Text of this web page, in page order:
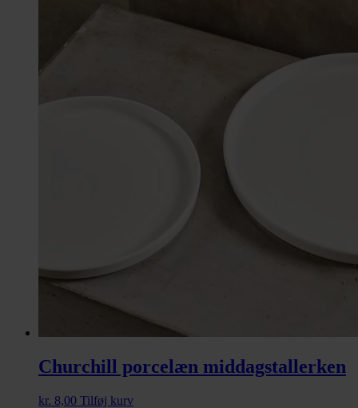
Churchill porcelæn middagstallerken
kr. 8,00 Tilføj kurv